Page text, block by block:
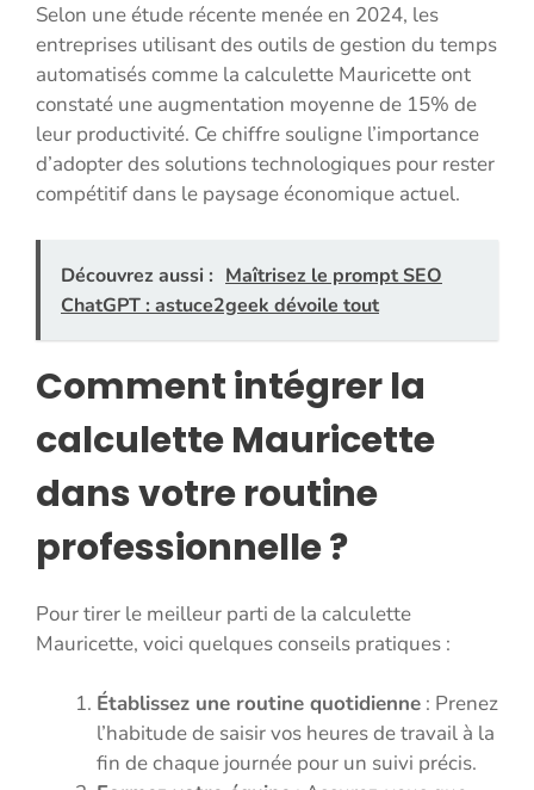
Selon une étude récente menée en 2024, les
entreprises utilisant des outils de gestion du temps
automatisés comme la calculette Mauricette ont
constaté une augmentation moyenne de 15% de
leur productivité. Ce chiffre souligne l’importance
d’adopter des solutions technologiques pour rester
compétitif dans le paysage économique actuel.
Découvrez aussi : Maîtrisez le prompt SEO
ChatGPT : astuce2geek dévoile tout
Comment intégrer la
calculette Mauricette
dans votre routine
professionnelle ?
Pour tirer le meilleur parti de la calculette
Mauricette, voici quelques conseils pratiques :
Établissez une routine quotidienne : Prenez
l’habitude de saisir vos heures de travail à la
fin de chaque journée pour un suivi précis.